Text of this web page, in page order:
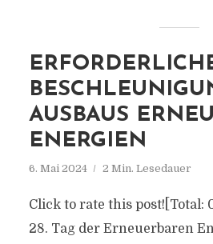
AUSBAUS
ENERGIEN
6. Mai 2024 2 Min. Lesedauer
Click to rate this post![Total:
28. Tag der Erneuerbaren